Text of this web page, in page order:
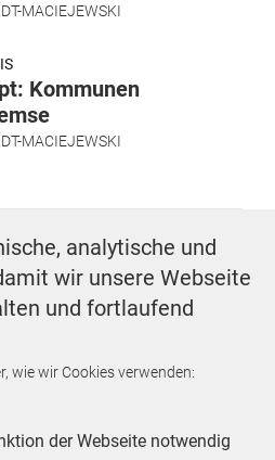
MACIEJEWSKI
Kommunen
MACIEJEWSKI
STARTSEITE
analytische und
wir unsere Webseite
und fortlaufend
wie wir Cookies verwenden:
der Webseite notwendig